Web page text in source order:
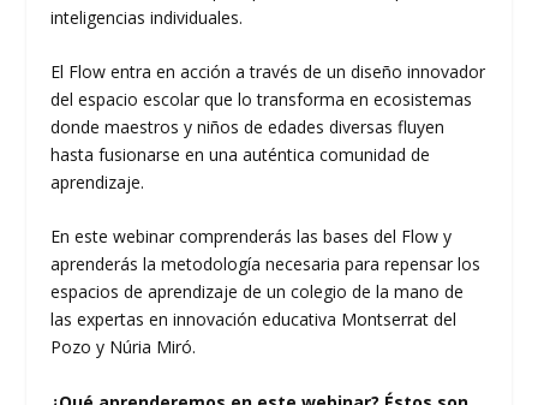
inteligencias individuales.
El Flow entra en acción a través de un diseño innovador
del espacio escolar que lo transforma en ecosistemas
donde maestros y niños de edades diversas fluyen
hasta fusionarse en una auténtica comunidad de
aprendizaje.
En este webinar comprenderás las bases del Flow y
aprenderás la metodología necesaria para repensar los
espacios de aprendizaje de un colegio de la mano de
las expertas en innovación educativa Montserrat del
Pozo y Núria Miró.